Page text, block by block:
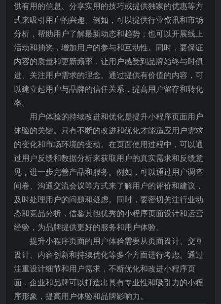
供有用的信息、分享实用的技巧或提供独家的优惠等方
式来吸引用户的兴趣。例如，可以提供行业资讯和市场
分析，帮助用户了解最新动态和趋势；也可以开展线上
活动和抽奖，增加用户的参与和互动性。同时，要保证
内容的质量和更新频率，让用户感受到品牌始终与时俱
进、关注用户需求的理念。通过提供有价值的内容，可
以建立起用户与品牌的信任关系，提高用户留存和转化
率。
用户体验的持续改进和优化是提升小程序页面用户
体验的关键。只有不断的改进和优化才能适应用户需求
的变化和市场环境的变动。在页面使用过程中，可以通
过用户反馈和数据分析来获取用户的真实需求和反馈意
见，进一步完善产品和服务。例如，可以通过用户调查
问卷、沟通交流会议等方式来了解用户的评价和建议，
及时处理用户的问题和疑虑。同时，要密切关注行业动
态和竞品分析，借鉴其他优秀的小程序页面设计和运营
经验，为品牌提供更好的服务和用户体验。
提升小程序页面的用户体验需要从页面设计、交互
设计、内容创新和持续优化等多个方面进行考虑。通过
注重设计细节和用户需求，不断优化和改进小程序页
面，企业和品牌可以打造出具有专业性和吸引力的小程
序形象，提高用户体验和品牌影响力。